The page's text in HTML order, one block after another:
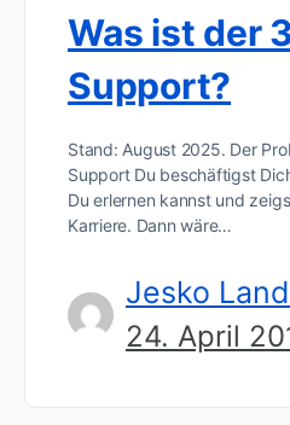
Was ist der
Support?
Stand: August 2025. Der
Support Du beschäftigst
Du erlernen kannst und
Karriere. Dann wäre…
Jesko
24. April